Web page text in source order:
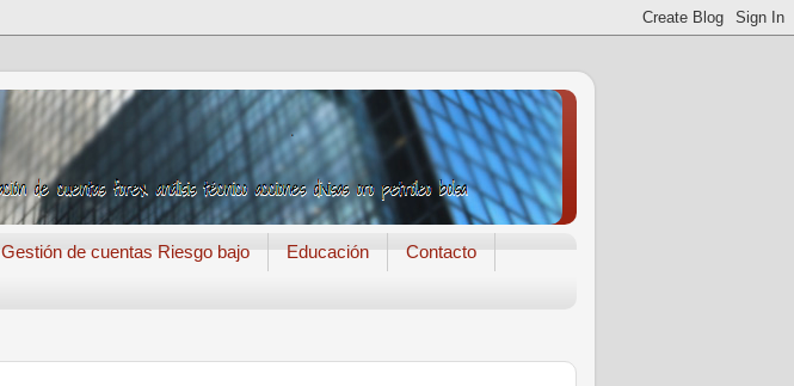
Gestión de cuentas Riesgo bajo Educación
Contacto